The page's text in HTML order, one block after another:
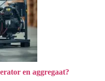
en aggregaat?